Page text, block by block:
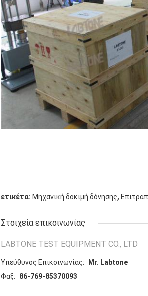
ετικέτα: Μηχανική δοκιμή δόνησης,
Στοιχεία επικοινωνίας
LABTONE TEST EQUIPMENT CO., LTD
Υπεύθυνος Επικοινωνίας:
Mr. Labtone
Φαξ:
86-769-85370093